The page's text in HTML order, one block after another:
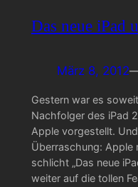
Das neue iPad
März 8, 2012
Gestern war es
Nachfolger des iPad
Apple vorgestellt.
Überraschung: Apple
schlicht „Das neue
weiter auf die tollen